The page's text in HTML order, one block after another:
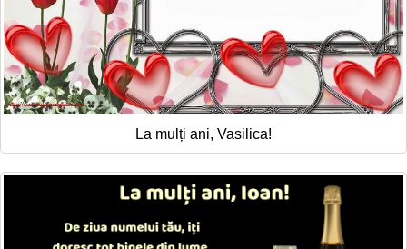
La mulți ani, Vasilica!